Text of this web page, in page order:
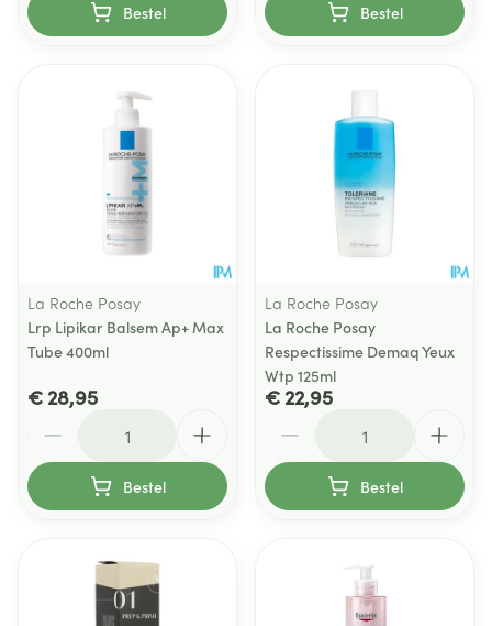
Bestel Bestel
La Roche Posay
Lrp Lipikar Balsem Ap+ Max
Tube 400ml
€ 28,95
Bestel
La Roche Posay
La Roche Posay
Respectissime Demaq Yeux
Wtp 125ml
€ 22,95
Bestel